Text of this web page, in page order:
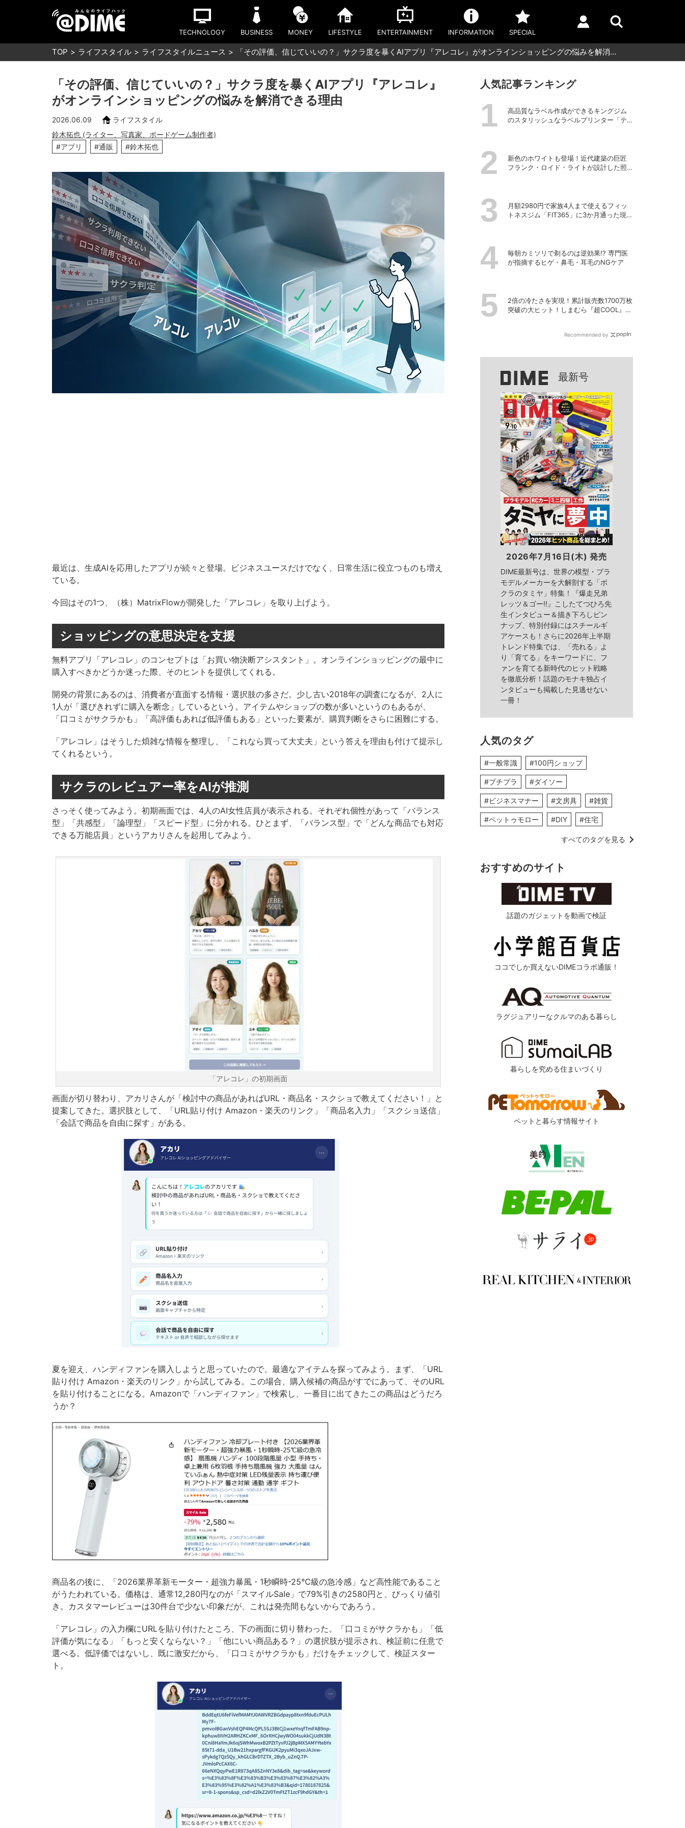
TECHNOLOGY BUSINESS MONEY LIFESTYLE ENTERTAINMENT INFORMATION SPECIAL
TOP ライフスタイル ライフスタイルニュース 「その評価、信じていいの？」サクラ度を暴くAIアプリ『アレコレ』がオンラインショッピングの悩みを解消…
「その評価、信じていいの？」サクラ度を暴くAIアプリ『アレコレ』
がオンラインショッピングの悩みを解消できる理由
2026.06.09
ライフスタイル
鈴木拓也 (ライター、写真家、ボードゲーム制作者)
#アプリ
#通販 #鈴木拓也
最近は、生成AIを応用したアプリが続々と登場。ビジネスユースだけでなく、日常生活に役立つものも増え
ている。
今回はその1つ、（株）MatrixFlowが開発した「アレコレ」を取り上げよう。
ショッピングの意思決定を支援
無料アプリ「アレコレ」のコンセプトは「お買い物決断アシスタント」。オンラインショッピングの最中に
購入すべきかどうか迷った際、そのヒントを提供してくれる。
開発の背景にあるのは、消費者が直面する情報・選択肢の多さだ。少し古い2018年の調査になるが、2人に
1人が「選びきれずに購入を断念」しているという。アイテムやショップの数が多いというのもあるが、
「口コミがサクラかも」「高評価もあれば低評価もある」といった要素が、購買判断をさらに困難にする。
「アレコレ」はそうした煩雑な情報を整理し、「これなら買って大丈夫」という答えを理由も付けて提示し
てくれるという。
サクラのレビュアー率をAIが推測
さっそく使ってみよう。初期画面では、4人のAI女性店員が表示される。それぞれ個性があって「バランス
型」「共感型」「論理型」「スピード型」に分かれる。ひとまず、「バランス型」で「どんな商品でも対応
できる万能店員」というアカリさんを起用してみよう。
「アレコレ」の初期画面
画面が切り替わり、アカリさんが「検討中の商品があればURL・商品名・スクショで教えてください！」と
提案してきた。選択肢として、「URL貼り付け Amazon・楽天のリンク」「商品名入力」「スクショ送信」
「会話で商品を自由に探す」がある。
夏を迎え、ハンディファンを購入しようと思っていたので、最適なアイテムを探ってみよう。まず、「URL
貼り付け Amazon・楽天のリンク」から試してみる。この場合、購入候補の商品がすでにあって、そのURL
を貼り付けることになる。Amazonで「ハンディファン」で検索し、一番目に出てきたこの商品はどうだろ
うか？
商品名の後に、「2026業界革新モーター・超強力暴風・1秒瞬時-25℃級の急冷感」など高性能であること
がうたわれている。価格は、通常12,280円なのが「スマイルSale」で79%引きの2580円と、びっくり値引
き。カスタマーレビューは30件台で少ない印象だが、これは発売間もないからであろう。
「アレコレ」の入力欄にURLを貼り付けたところ、下の画面に切り替わった。「口コミがサクラかも」「低
評価が気になる」「もっと安くならない？」「他にいい商品ある？」の選択肢が提示され、検証前に任意で
選べる。低評価ではないし、既に激安だから、「口コミがサクラかも」だけをチェックして、検証スター
ト。
人気記事ランキング
高品質なラベル作成ができるキングジム
のスタリッシュなラベルプリンター「テ
新色のホワイトも登場！近代建築の巨匠
フランク・ロイド・ライトが設計した照
月額2980円で家族4人まで使えるフィッ
トネスジム「FIT365」に3か月通った現在
毎朝カミソリで剃るのは逆効果!? 専門医
が指摘するヒゲ・鼻毛・耳毛のNGケア
2倍の冷たさを実現！累計販売数1700万枚
突破の大ヒット！しまむら『超COOL』シ
Recommended by
最新号
2026年7月16日(木) 発売
DIME最新号は、世界の模型・プラ
モデルメーカーを大解剖する「ボ
クラのタミヤ」特集！『爆走兄弟
レッツ＆ゴー!!』こしたてつひろ先
生インタビュー＆描き下ろしピン
ナップ、特別付録にはスチールギ
アケースも！さらに2026年上半期
トレンド特集では、「売れる」よ
り「育てる」をキーワードに、フ
ァンを育てる新時代のヒット戦略
を徹底分析！話題のモナキ独占イ
ンタビューも掲載した見逃せない
一冊！
人気のタグ
#一般常識 #100円ショップ
#プチプラ #ダイソー
#ビジネスマナー #文房具 #雑貨
#ペットゥモロー #DIY #住宅
すべてのタグを見る
おすすめのサイト
話題のガジェットを動画で検証
ココでしか買えないDIMEコラボ通販！
ラグジュアリーなクルマのある暮らし
暮らしを究める住まいづくり
ペットと暮らす情報サイト